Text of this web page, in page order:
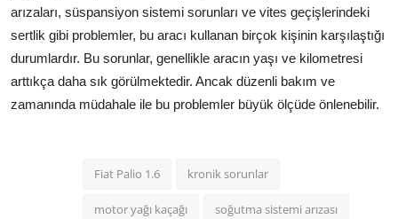
arızaları, süspansiyon sistemi sorunları ve vites geçişlerindeki
sertlik gibi problemler, bu aracı kullanan birçok kişinin karşılaştığı
durumlardır. Bu sorunlar, genellikle aracın yaşı ve kilometresi
arttıkça daha sık görülmektedir. Ancak düzenli bakım ve
zamanında müdahale ile bu problemler büyük ölçüde önlenebilir.
Fiat Palio 1.6 kronik sorunlar
motor yağı kaçağı soğutma sistemi arızası